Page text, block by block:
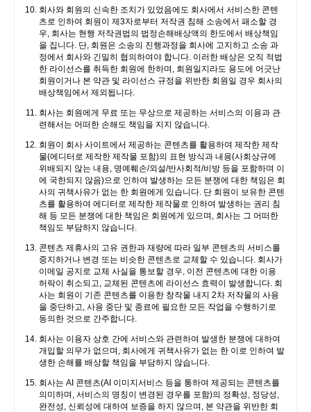
회사와 회원의 신속한 조치가 있었음에도 회사에서 서비스한 콘텐
츠로 인하여 회원이 제3자로부터 저작권 침해 소송에서 패소할 경
우, 회사는 현행 저작권법의 법정손해배상액의 한도에서 배상책임
을 집니다. 단, 회원은 소송의 진행과정을 회사에 고지하고 소송 과
정에서 회사와 긴밀히 협의하여야 합니다. 이러한 배상은 오직 적법
한 라이선스를 취득한 회원에 한하며, 회원일지라도 용도에 어긋난
회원이거나 본 약관 및 라이선스 규정을 위반한 회원일 경우 회사의
배상책임에서 제외됩니다.
회사는 회원에게 무료 또는 무상으로 제공하는 서비스의 이용과 관
련해서는 어떠한 손해도 책임을 지지 않습니다.
회원이 회사 사이트에서 제공하는 콘텐츠를 활용하여 제작한 제작
물(에디터로 제작한 제작물 포함)의 표현 방식과 내용(사회상규에
위배되지 않는 내용, 명예훼손/외설/반사회적/비방 등을 포함하며 이
에 국한되지 않음)으로 인하여 발생하는 모든 분쟁에 대한 책임은 회
사의 귀책사유가 없는 한 회원에게 있습니다. 단 회원이 보유한 콘텐
츠를 활용하여 에디터로 제작한 제작물로 인하여 발생하는 권리 침
해 등 모든 분쟁에 대한 책임은 회원에게 있으며, 회사는 그 어떠한
책임도 부담하지 않습니다.
콘텐츠 제휴사의 고유 권한과 재량에 따라 일부 콘텐츠의 서비스를
중지하거나 변경 또는 비슷한 콘텐츠로 교체할 수 있습니다. 회사가
이메일 공지로 교체 사실을 통보할 경우, 이전 콘텐츠에 대한 이용
허락이 취소되고, 교체된 콘텐츠에 라이선스 효력이 발생합니다. 회
사는 회원이 기존 콘텐츠를 이용한 창작물 내지 2차 저작물의 사용
을 중단하고, 사용 중단 및 종료에 필요한 모든 작업을 수행하기로
동의한 것으로 간주합니다.
회사는 이용자 상호 간에 서비스와 관련하여 발생한 분쟁에 대하여
개입할 의무가 없으며, 회사에게 귀책사유가 없는 한 이로 인하여 발
생한 손해를 배상할 책임을 부담하지 않습니다.
회사는 AI 콘텐츠(AI 이미지서비스 등을 통하여 제공되는 콘텐츠를
의미하며, 서비스의 명칭이 변경된 경우를 포함)의 정확성, 정당성,
완전성, 신뢰성에 대하여 보증을 하지 않으며, 본 약관을 위반한 회